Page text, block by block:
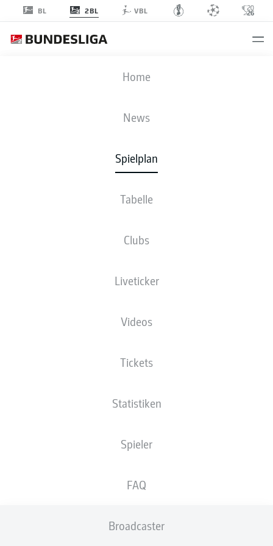
BL 2BL VBL
Home
News
Spielplan
Tabelle
Clubs
Liveticker
Videos
Tickets
Statistiken
Spieler
FAQ
Broadcaster
KSC
AUFSTELLUNGEN
0 0